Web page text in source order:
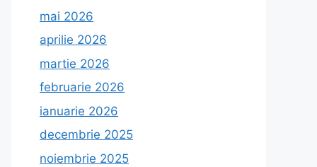
mai 2026
aprilie 2026
martie 2026
februarie 2026
ianuarie 2026
decembrie 2025
noiembrie 2025